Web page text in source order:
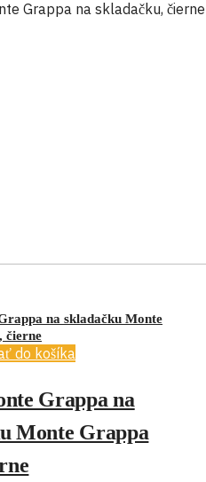
na skladačku Monte
čierne
do košíka
Grappa na
Monte Grappa